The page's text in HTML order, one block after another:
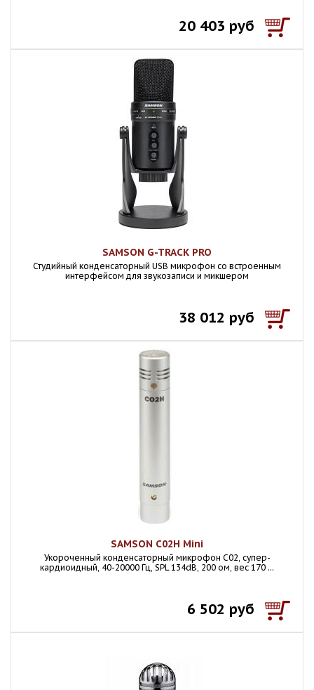
20 403 руб
SAMSON G-TRACK PRO
Студийный конденсаторный USB микрофон со встроенным
интерфейсом для звукозаписи и микшером
38 012 руб
SAMSON C02H Mini
Укороченный конденсаторный микрофон C02, супер-
кардиоидный, 40-20000 Гц, SPL 134dB, 200 ом, вес 170 ...
6 502 руб